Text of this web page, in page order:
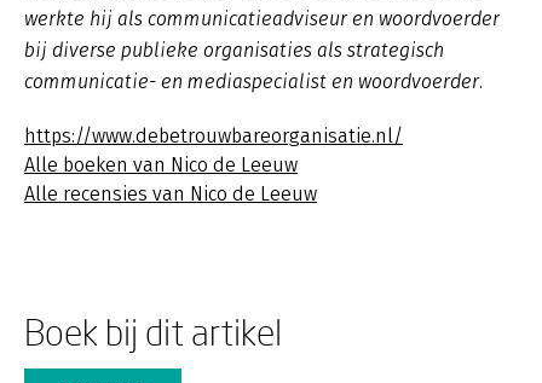
werkte hij als communicatieadviseur en woordvoerder
bij diverse publieke organisaties als strategisch
communicatie- en mediaspecialist en woordvoerder.
https://www.debetrouwbareorganisatie.nl/
Alle boeken van Nico de Leeuw
Alle recensies van Nico de Leeuw
Boek bij dit artikel